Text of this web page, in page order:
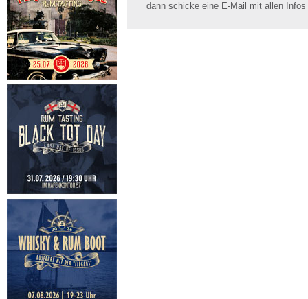
dann schicke eine E-Mail mit allen